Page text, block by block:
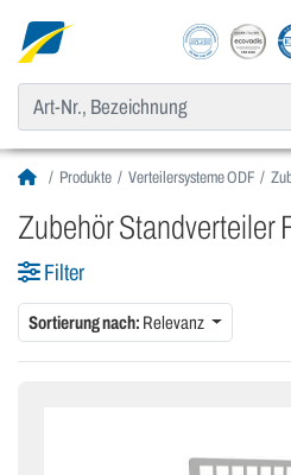
Produkte Verteilersysteme ODF
Zubehör Standverteiler
Filter
Sortierung nach: Relevanz